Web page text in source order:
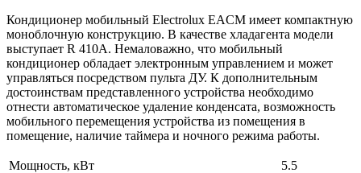
Кондиционер мобильный Electrolux EACM имеет компактную
моноблочную конструкцию. В качестве хладагента модели
выступает R 410A. Немаловажно, что мобильный
кондиционер обладает электронным управлением и может
управляться посредством пульта ДУ. К дополнительным
достоинствам представленного устройства необходимо
отнести автоматическое удаление конденсата, возможность
мобильного перемещения устройства из помещения в
помещение, наличие таймера и ночного режима работы.
Мощность, кВт
5.5